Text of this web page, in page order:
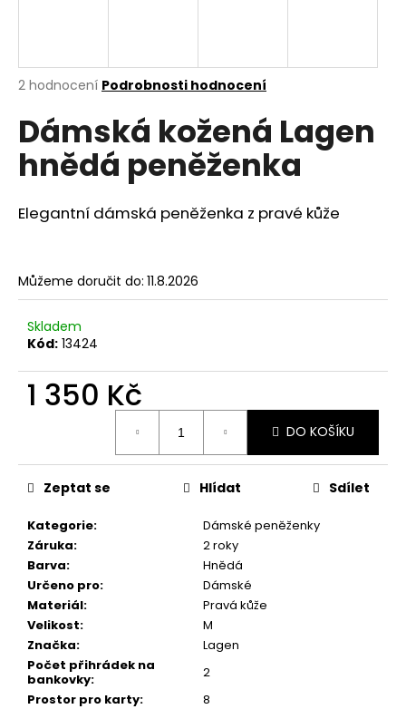
Průměrné
produktu
je
5,0
hvězdiček.
2 hodnocení Podrobnosti hodnocení
Dámská kožená Lagen
hnědá peněženka
Elegantní dámská peněženka z pravé kůže
Můžeme doručit do: 11.8.2026
Skladem
Kód: 13424
1 350 Kč
DO KOŠÍKU
Kategorie:
Dámské peněženky
Záruka:
2 roky
Barva:
Hnědá
Určeno pro:
Dámské
Materiál:
Pravá kůže
Velikost:
M
Značka:
Lagen
Počet přihrádek na
bankovky:
2
Prostor pro karty:
8
Zeptat se Hlídat Sdílet
í
t
?
HLEDAT
D
p
o
r
u
e
m